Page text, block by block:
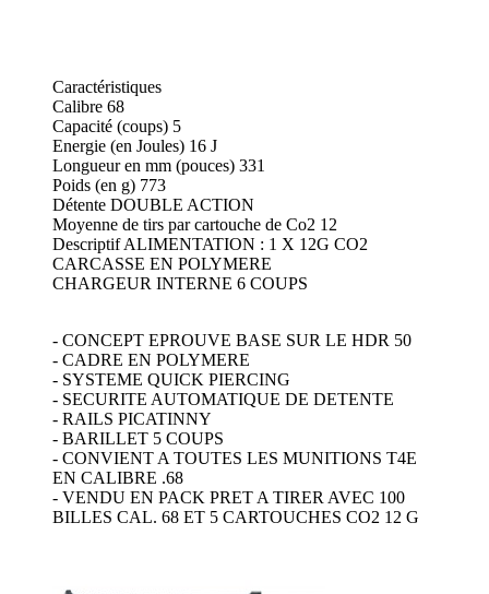
Caractéristiques
Calibre 68
Capacité (coups) 5
Energie (en Joules) 16 J
Longueur en mm (pouces) 331
Poids (en g) 773
Détente DOUBLE ACTION
Moyenne de tirs par cartouche de Co2 12
Descriptif ALIMENTATION : 1 X 12G CO2
CARCASSE EN POLYMERE
CHARGEUR INTERNE 6 COUPS
- CONCEPT EPROUVE BASE SUR LE HDR 50
- CADRE EN POLYMERE
- SYSTEME QUICK PIERCING
- SECURITE AUTOMATIQUE DE DETENTE
- RAILS PICATINNY
- BARILLET 5 COUPS
- CONVIENT A TOUTES LES MUNITIONS T4E
EN CALIBRE .68
- VENDU EN PACK PRET A TIRER AVEC 100
BILLES CAL. 68 ET 5 CARTOUCHES CO2 12 G